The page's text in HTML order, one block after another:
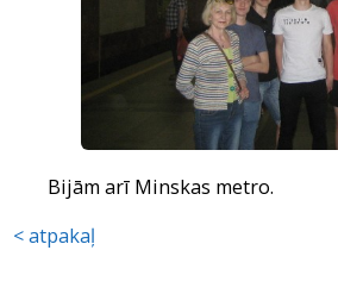
Bijām arī Minskas metro.
atpakaļ